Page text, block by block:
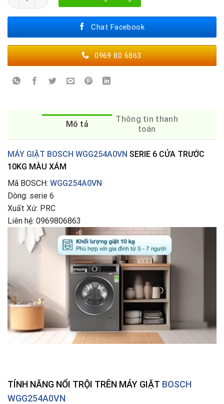
Chat Facebook
0969 80 6863
Mô tả
Thông tin thanh
toán
MÁY GIẶT BOSCH WGG254A0VN SERIE 6 CỬA TRƯỚC
10KG MÀU XÁM
Mã BOSCH: WGG254A0VN
Dòng: serie 6
Xuất Xứ: PRC
Liên hệ: 0969806863
TÍNH NĂNG NỔI TRỘI TRÊN MÁY GIẶT BOSCH
WGG254A0VN